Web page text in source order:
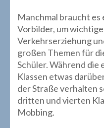
Manchmal braucht es
Vorbilder, um
Verkehrserziehung
großen Themen für
Schüler. Während die
Klassen etwas
der Straße verhalten
dritten und vierten
Mobbing.